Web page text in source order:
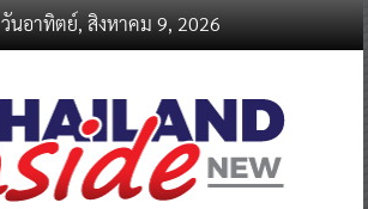
วันอาทิตย์, สิงหาคม 9, 2026